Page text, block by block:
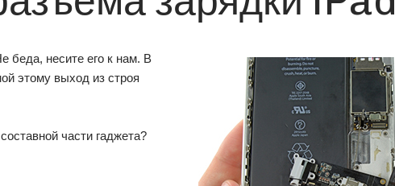
беда, несите его к нам. В
этому выход из строя
части гаджета?